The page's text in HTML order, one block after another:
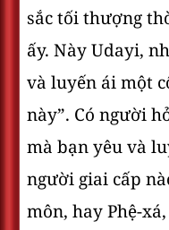
sắc tối thượng
ấy. Này Udayi,
và luyến ái một
này”. Có người
mà bạn yêu và
người giai cấp
môn, hay Phệ-